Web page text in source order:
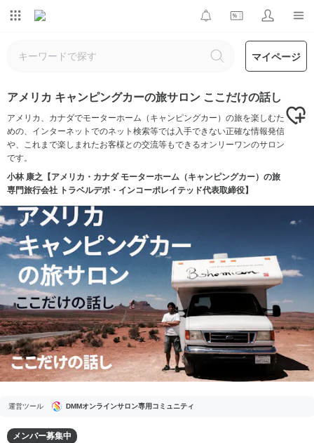
マイページ
アメリカ キャンピングカーの旅サロン ここだけの話し
アメリカ、カナダでモーターホーム（キャンピングカー）の旅を楽しむた
めの、インターネットでのネット検索等では入手できない正確な情報発信
や、これまで楽しまれたお客様との交流等もできるオンリーワンのサロン
です。
小林 康之【アメリカ・カナダ モーターホーム（キャンピングカー）の旅
専門旅行会社 トラベルデポ・インコーポレイテッド代表取締役】
運営ツール DMMオンラインサロン専用コミュニティ
メンバー募集中